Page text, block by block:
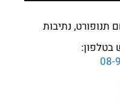
תנופורט, נתיבות
08-